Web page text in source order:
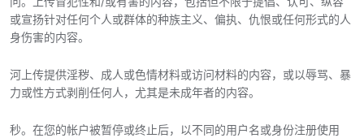
或宣扬针对任何个人或群体的种族主义、偏执、仇恨或任何形式的人
身伤害的内容。
河上传提供淫秽、成人或色情材料或访问材料的内容，或以辱骂、暴
力或性方式剥削任何人，尤其是未成年者的内容。
秒。在您的帐户被暂停或终止后，以不同的用户名或身份注册使用